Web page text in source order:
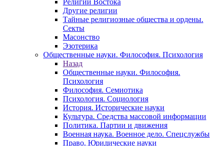
Религии Востока
Другие религии
Тайные религиозные общества и ордены.
Секты
Масонство
Эзотерика
Общественные науки. Философия. Психология
Назад
Общественные науки. Философия.
Психология
Философия. Семиотика
Психология. Социология
История. Исторические науки
Культура. Средства массовой информации
Политика. Партии и движения
Военная наука. Военное дело. Спецслужбы
Право. Юридические науки